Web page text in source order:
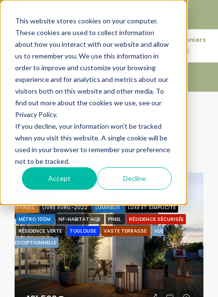
This website stores cookies on your computer.
These cookies are used to collect information
about how you interact with our website and allow
us to remember you. We use this information in
order to improve and customize your browsing
experience and for analytics and metrics about our
visitors both on this website and other media. To
find out more about the cookies we use, see our
Privacy Policy.
If you decline, your information won’t be tracked
when you visit this website. A single cookie will be
used in your browser to remember your preference
not to be tracked.
Accept Decline
patrimoine.
76 rue des Amidonniers
31000 TOULOUSE
Accueil Terrasse esprit rooftop
Terrasse esprit rooftop
3 Propriétés
Trier par: Ordre par défaut
PROGRAMME NEUF VENTE TERMINÉE
VITRÉES
LIVRÉ AVRIL-2022 LUMINEUX
LUXE ET SIMPLICITÉ
MÉTRO 100M
NF-HABITAT HQE PINEL
RÉSIDENCE SÉCURISÉE
RÉSIDENCE VERTE
TOULOUSE VASTE TERRASSE
VUE
EXCEPTIONNELLE